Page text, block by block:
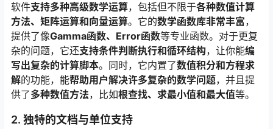
软件支持多种高级数学运算，包括但不限于各种数值计算
方法、矩阵运算和向量运算。它的数学函数库非常丰富，
提供了像Gamma函数、Error函数等专业函数。对于更复
杂的问题，它还支持条件判断执行和循环结构，让你能编
写出复杂的计算脚本。同时，它内置了数值积分和方程求
解的功能，能帮助用户解决许多复杂的数学问题，并且提
供了多种数值方法，比如根查找、求最小值和最大值等。
2. 独特的文档与单位支持